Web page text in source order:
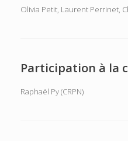
Olivia Petit, Laurent Perrinet,
Participation à la
Raphaël Py (CRPN)